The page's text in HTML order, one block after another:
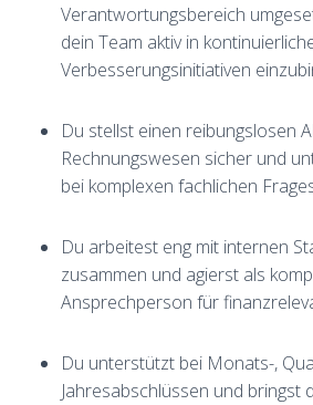
Verantwortungsbereich
dein Team aktiv in
Verbesserungsinitiativen
Du stellst einen reibungslosen
Rechnungswesen sicher und
bei komplexen fachlichen
Du arbeitest eng mit internen
zusammen und agierst als
Ansprechperson für
Du unterstützt bei Monats-,
Jahresabschlüssen und bringst